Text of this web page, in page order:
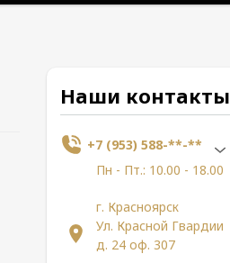
Наши контакты
+7 (953) 588-**-**
Пн - Пт.: 10.00 - 18.00
г. Красноярск
Ул. Красной Гвардии
д. 24 оф. 307